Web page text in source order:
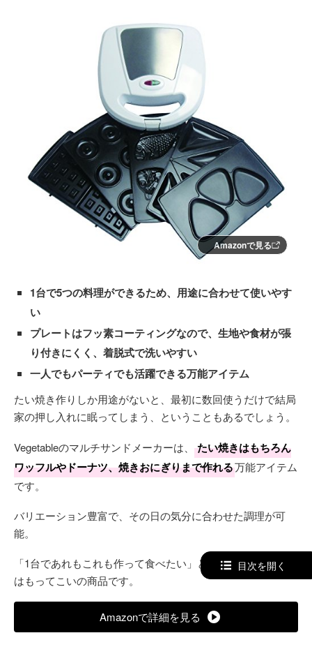
Amazonで見る
1台で5つの料理ができるため、用途に合わせて使いやす
い
プレートはフッ素コーティングなので、生地や食材が張
り付きにくく、着脱式で洗いやすい
一人でもパーティでも活躍できる万能アイテム
たい焼き作りしか用途がないと、最初に数回使うだけで結局
家の押し入れに眠ってしまう、ということもあるでしょう。
Vegetableのマルチサンドメーカーは、
たい焼きはもちろん
ワッフルやドーナツ、焼きおにぎりまで作れる万能アイテム
です。
バリエーション豊富で、その日の気分に合わせた調理が可
能。
「1台であれもこれも作って食べたい」という欲張りさんに
はもってこいの商品です。
Amazonで詳細を見る
目次を開く